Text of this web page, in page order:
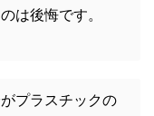
は後悔です。
プラスチックの